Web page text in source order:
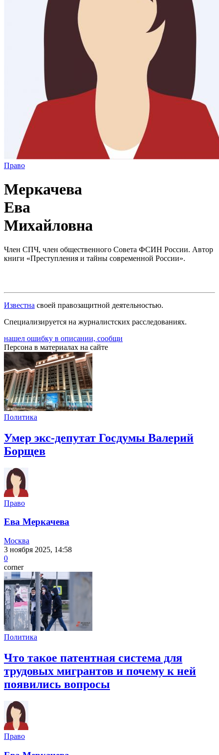
Право
Меркачева
Ева
Михайловна
Член СПЧ, член общественного Совета ФСИН России. Автор
книги «Преступления и тайны современной России».
Известна своей правозащитной деятельностью.
Специализируется на журналистских расследованиях.
нашел ошибку в описании, сообщи
Персона в материалах на сайте
Политика
Умер экс-депутат Госдумы Валерий
Борщев
Право
Ева Меркачева
Москва
3 ноября 2025, 14:58
0
corner
Политика
Что такое патентная система для
трудовых мигрантов и почему к ней
появились вопросы
Право